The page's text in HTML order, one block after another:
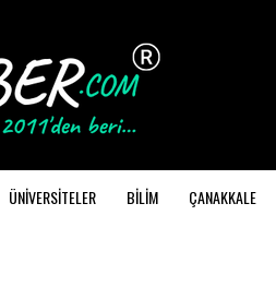
ÜNİVERSİTELER BİLİM ÇANAKKALE